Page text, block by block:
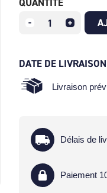
DATE DE
Livraison
Délais de
Paiement